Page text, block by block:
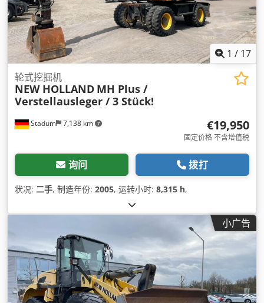
1 / 17
Stadum 7,138 km
轮式挖掘机
NEW HOLLAND MH Plus /
Verstellausleger / 3 Stück!
€19,950
固定价格 不含增值税
询问 拨打
状况: 二手, 制造年份: 2005, 运转小时: 8,315 h,
小广告